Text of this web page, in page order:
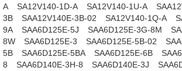
A
SA12V140-1D-A SA12V140-1U-A
3B
SAA12V140E-3B-02 SA12V140-1Q-A
9A
SAA6D125E-5J SAA6D125E-3G-8M
8W
SAA6D125E-3 SAA6D125E-5B-02
5B
SAA6D125E-5BA SAA6D125E-6B
8
SAA6D140E-3H-8 SAA6D140E-3J